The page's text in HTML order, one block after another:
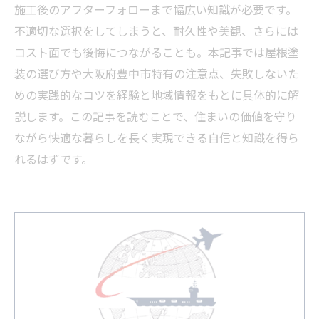
施工後のアフターフォローまで幅広い知識が必要です。
不適切な選択をしてしまうと、耐久性や美観、さらには
コスト面でも後悔につながることも。本記事では屋根塗
装の選び方や大阪府豊中市特有の注意点、失敗しないた
めの実践的なコツを経験と地域情報をもとに具体的に解
説します。この記事を読むことで、住まいの価値を守り
ながら快適な暮らしを長く実現できる自信と知識を得ら
れるはずです。